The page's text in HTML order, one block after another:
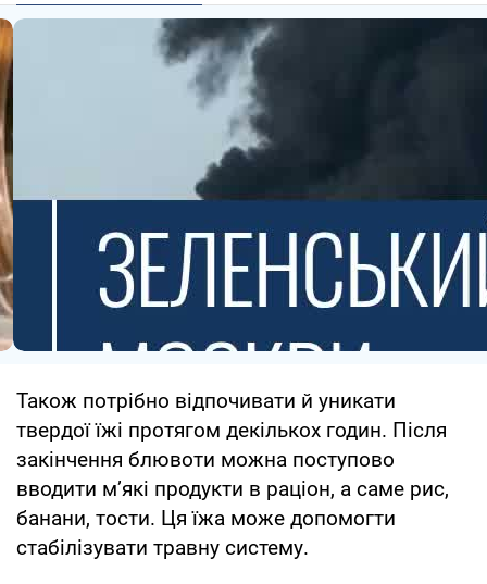
Також потрібно відпочивати й уникати
твердої їжі протягом декількох годин. Після
закінчення блювоти можна поступово
вводити мʼякі продукти в раціон, а саме рис,
банани, тости. Ця їжа може допомогти
стабілізувати травну систему.